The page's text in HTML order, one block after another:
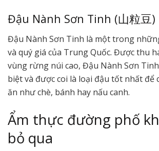
Đậu Nành Sơn Tinh (山粒豆)
Đậu Nành Sơn Tinh là một trong
và quý giá của Trung Quốc. Được thu
vùng rừng núi cao, Đậu Nành Sơn
biệt và được coi là loại đậu tốt nhất để
ăn như chè, bánh hay nấu canh.
Ẩm thực đường phố
bỏ qua